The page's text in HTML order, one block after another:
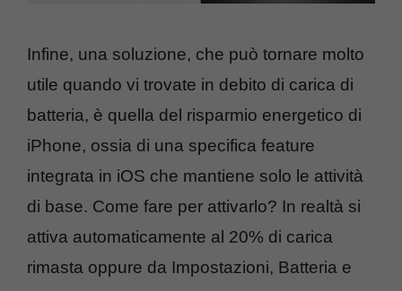
Infine, una soluzione, che può tornare molto
utile quando vi trovate in debito di carica di
batteria, è quella del risparmio energetico di
iPhone, ossia di una specifica feature
integrata in iOS che mantiene solo le attività
di base. Come fare per attivarlo? In realtà si
attiva automaticamente al 20% di carica
rimasta oppure da Impostazioni, Batteria e